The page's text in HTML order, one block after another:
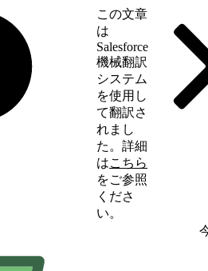
この文章
は
Salesforce
機械翻訳
システム
を使用し
て翻訳さ
れまし
た。詳細
はこちら
をご参照
くださ
い。